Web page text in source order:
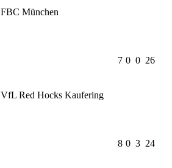
FBC München
VfL Red Hocks Kaufering
7 0 0 26
8 0 3 24